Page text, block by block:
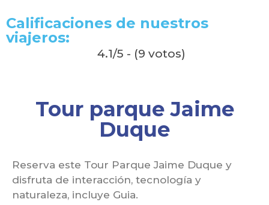
Calificaciones de nuestros
viajeros:
4.1/5 - (9 votos)
Tour parque Jaime
Duque
Reserva este Tour Parque Jaime Duque y
disfruta de interacción, tecnología y
naturaleza, incluye Guia.